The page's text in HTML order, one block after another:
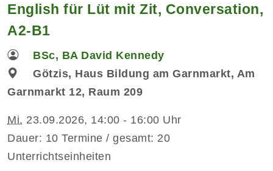
English für Lüt mit Zit, Conversation,
A2-B1
BSc, BA David Kennedy
Götzis, Haus Bildung am Garnmarkt, Am
Garnmarkt 12, Raum 209
Mi. 23.09.2026, 14:00 - 16:00 Uhr
Dauer: 10 Termine / gesamt: 20
Unterrichtseinheiten